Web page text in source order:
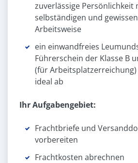
zuverlässige Persönlichkeit
selbständigen und
Arbeitsweise
ein einwandfreies
Führerschein der Klasse B
(für
ideal ab
Ihr Aufgabengebiet:
Frachtbriefe und
vorbereiten
Frachtkosten abrechnen